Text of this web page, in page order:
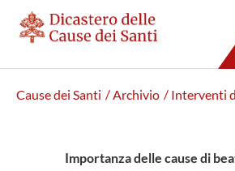
Cause dei Santi / Archivio / Interventi
Importanza delle cause di